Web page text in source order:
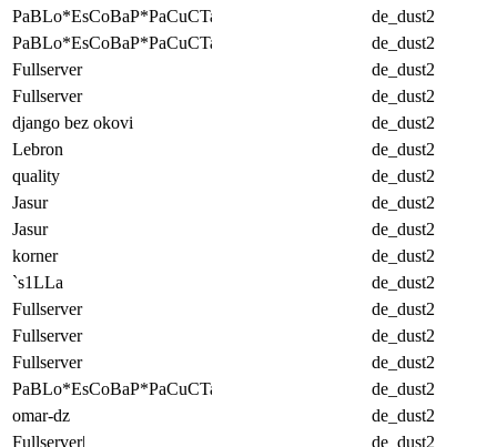
PaBLo*EsCoBaP*PaCuCTa
de_dust2
PaBLo*EsCoBaP*PaCuCTa
de_dust2
Fullserver
de_dust2
Fullserver
de_dust2
django bez okovi
de_dust2
Lebron
de_dust2
quality
de_dust2
Jasur
de_dust2
Jasur
de_dust2
korner
de_dust2
`s1LLa
de_dust2
Fullserver
de_dust2
Fullserver
de_dust2
Fullserver
de_dust2
PaBLo*EsCoBaP*PaCuCTa
de_dust2
omar-dz
de_dust2
Fullserver|
de_dust2